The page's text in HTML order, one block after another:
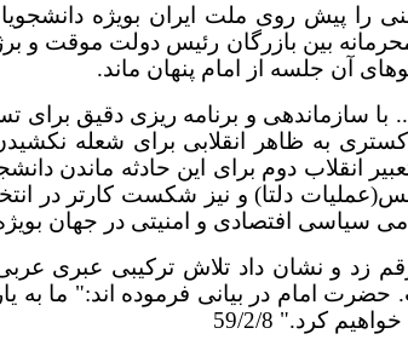
را پیش روی ملت ایران بویژه
شد که چند روز قبل از آن یعنی در اول نوامبر 1979(10 آبان 58) ملاقاتی محرمانه بین
آن جلسه از امام پنهان ماند.
سازماندهی و برنامه ریزی دقیق برای
به ظاهر انقلابی برای شعله
دلتا) و نیز شکست کارتر در
سیاسی افتصادی و امنیتی در جهان
معمار بزرگ انقلاب تبدیل به جریانی شد که همه 13 آبانهای بعد را رقم زد و نشان
امام در بیانی فرموده اند:" ما به
کرد." 59/2/8